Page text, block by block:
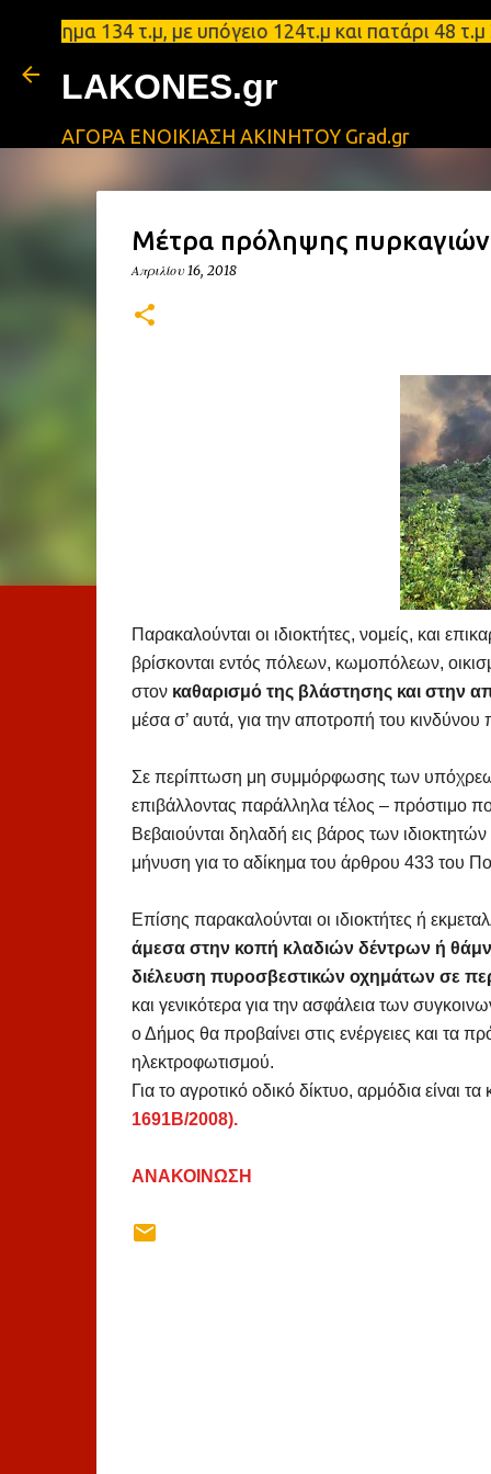
134 τ.μ, με υπόγειο 124τ.μ και πατάρι 48
LAKONES.gr
ΑΓΟΡΑ ΕΝΟΙΚΙΑΣΗ ΑΚΙΝΗΤΟΥ Grad.gr
Μέτρα πρόληψης
Απριλίου 16, 2018
Παρακαλούνται οι ιδιοκτήτες, νομείς, και
βρίσκονται εντός πόλεων, κωμοπόλεων,
στον καθαρισμό της βλάστησης και στην
μέσα σ’ αυτά, για την αποτροπή του
Σε περίπτωση μη συμμόρφωσης των
επιβάλλοντας παράλληλα τέλος – πρόστιμο
Βεβαιούνται δηλαδή εις βάρος των
μήνυση για το αδίκημα του άρθρου 433 του
Επίσης παρακαλούνται οι ιδιοκτήτες ή
άμεσα στην κοπή κλαδιών δέντρων ή
διέλευση πυροσβεστικών οχημάτων σε
και γενικότερα για την ασφάλεια των
ο Δήμος θα προβαίνει στις ενέργειες και τα
ηλεκτροφωτισμού.
Για το αγροτικό οδικό δίκτυο, αρμόδια είναι
1691Β/2008).
ΑΝΑΚΟΙΝΩΣΗ